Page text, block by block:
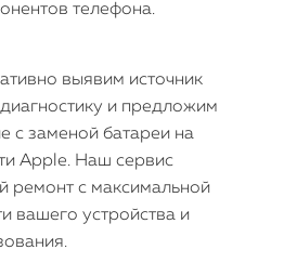
телефона.
выявим источник
и предложим
с заменой батареи на
Apple. Наш сервис
ремонт с максимальной
вашего устройства и